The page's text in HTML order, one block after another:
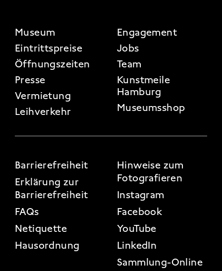
FOOTER 2
Museum
Eintrittspreise
Öffnungszeiten
Presse
Vermietung
Leihverkehr
Engagement
Jobs
Team
Kunstmeile
Hamburg
Museumsshop
FOOTER 3
Barrierefreiheit
Erklärung zur
Barrierefreiheit
FAQs
Netiquette
Hausordnung
Hinweise zum
Fotografieren
Instagram
Facebook
YouTube
LinkedIn
Sammlung-Online